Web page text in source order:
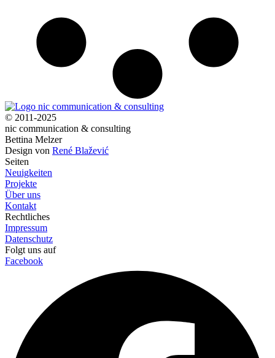
© 2011-2025
nic communication & consulting
Bettina Melzer
Design von René Blažević
Seiten
Neuigkeiten
Projekte
Über uns
Kontakt
Rechtliches
Impressum
Datenschutz
Folgt uns auf
Facebook